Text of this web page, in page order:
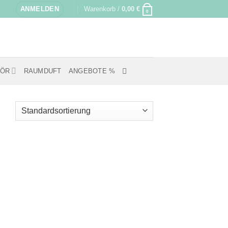
ANMELDEN Warenkorb / 0,00 € 0
RAUMDUFT ANGEBOTE %